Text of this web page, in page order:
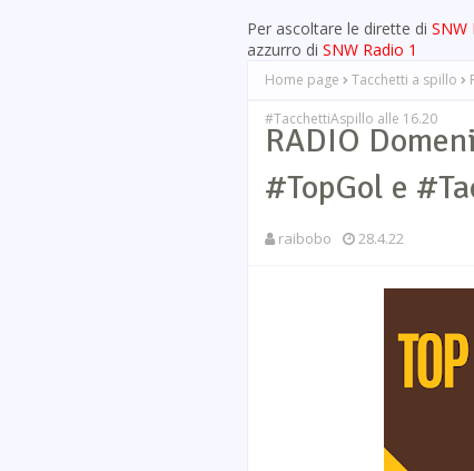
Per ascoltare le dirette di SNW
azzurro di SNW Radio 1
Home page Tacchetti a spillo
#TacchettiAspillo alle 16.20
RADIO
#TopGol e
raibobo 28.4.22